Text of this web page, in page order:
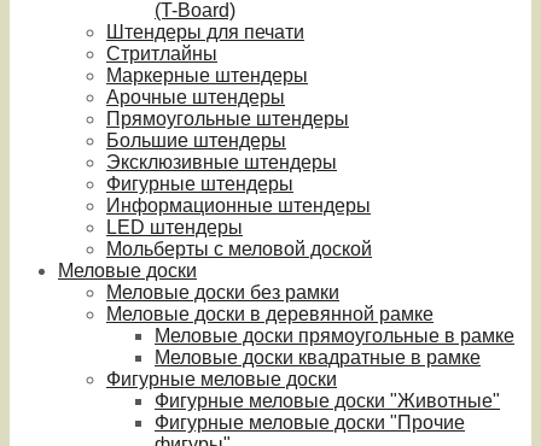
(T-Board)
Штендеры для печати
Стритлайны
Маркерные штендеры
Арочные штендеры
Прямоугольные штендеры
Большие штендеры
Эксклюзивные штендеры
Фигурные штендеры
Информационные штендеры
LED штендеры
Мольберты с меловой доской
Меловые доски
Меловые доски без рамки
Меловые доски в деревянной рамке
Меловые доски прямоугольные в рамке
Меловые доски квадратные в рамке
Фигурные меловые доски
Фигурные меловые доски "Животные"
Фигурные меловые доски "Прочие